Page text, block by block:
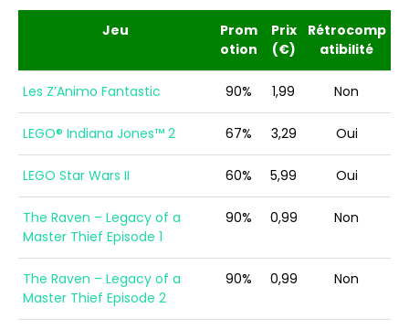
Jeu
Prom
otion
Prix
(€)
Rétrocomp
atibilité
Les Z’Animo Fantastic 90% 1,99 Non
LEGO® Indiana Jones™ 2 67% 3,29 Oui
LEGO Star Wars II 60% 5,99 Oui
The Raven – Legacy of a
Master Thief Episode 1
90% 0,99 Non
The Raven – Legacy of a
Master Thief Episode 2
90% 0,99 Non